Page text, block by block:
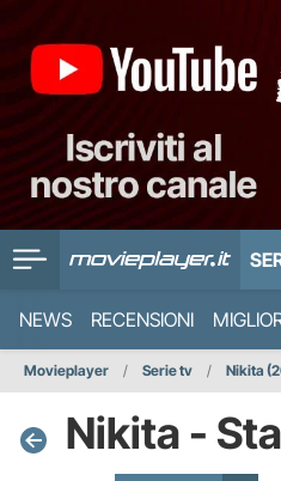
NEWS RECENSIONI
Movieplayer Serie tv Nikita
Nikita -